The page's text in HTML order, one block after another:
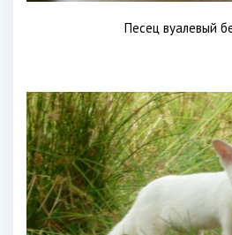
Песец вуалевый